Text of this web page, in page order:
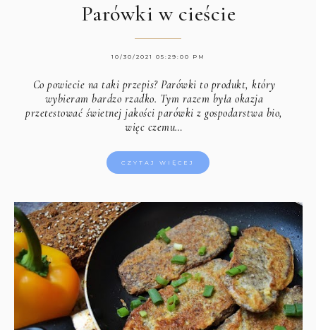
Parówki w cieście
10/30/2021 05:29:00 PM
Co powiecie na taki przepis? Parówki to produkt, który
wybieram bardzo rzadko. Tym razem była okazja
przetestować świetnej jakości parówki z gospodarstwa bio,
więc czemu…
CZYTAJ WIĘCEJ